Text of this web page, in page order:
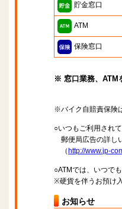
貯金窓口
ATM
保険窓口
※ 窓口業務、ATM
※バイク自賠責保険
○いつもご利用され
郵便局広告の詳し
（ http://www.jp-
○ATMでは、いつで
※硬貨を伴うお預け
お知らせ